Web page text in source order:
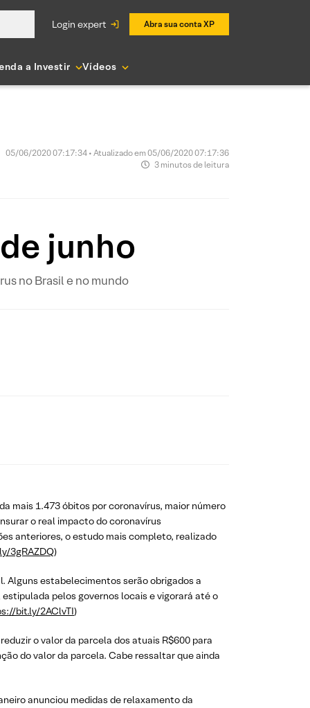
login expert Abra sua conta XP
a Investir Vídeos
05/06/2020 07:17:34 • Atualizado em 05/06/2020 07:17:36
3 minutos de leitura
junho
no Brasil e no mundo
mais 1.473 óbitos por coronavírus, maior número
o real impacto do coronavírus
anteriores, o estudo mais completo, realizado
3gRAZDQ)
Alguns estabelecimentos serão obrigados a
pelos governos locais e vigorará até o
bit.ly/2AClvTI)
o valor da parcela dos atuais R$600 para
do valor da parcela. Cabe ressaltar que ainda
anunciou medidas de relaxamento da